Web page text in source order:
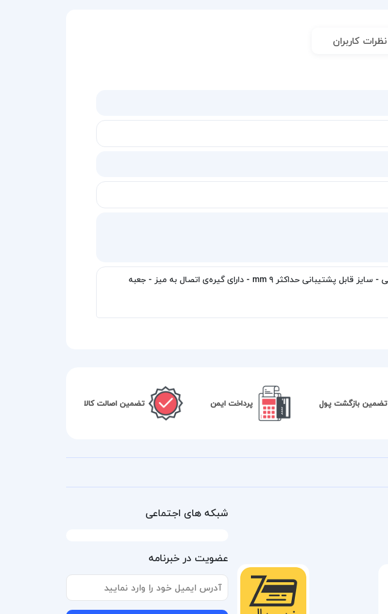
نظرات کاربران
جنس بدنه آلومینیومی -تیغه فلزی مقاوم -مخزن پلاستیکی - سایز قابل پشتیبانی حداکثر ۹ mm - دارای گیره‌ی اتصال به میز - جعبه
تضمین بازگشت پول پرداخت ایمن تضمین اصالت کالا
شبکه های اجتماعی
عضویت در خبرنامه